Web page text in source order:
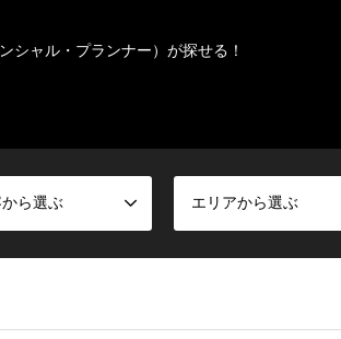
シャル・プランナー）が探せる！
ら選ぶ エリアから選ぶ